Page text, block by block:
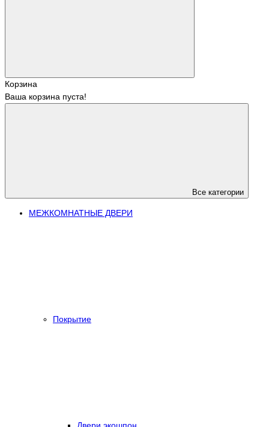
Корзина
Ваша корзина пуста!
Все категории
МЕЖКОМНАТНЫЕ ДВЕРИ
Покрытие